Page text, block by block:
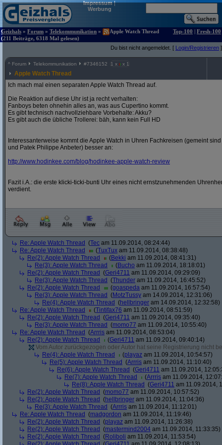
Impressum|
Werbung
Geizhals » Forum » Telekommunikation »
Apple Watch Thread
(211 Beiträge, 6318 Mal gelesen)
Top-100 | Fresh-100
Du bist nicht angemeldet. [ Login/Registrieren ]
^ Forum Telekommunikation #7346152 1 x x 1
Apple Watch Thread
Ich mach mal einen separaten Apple Watch Thread auf.
Die Reaktion auf diese Uhr ist ja recht verhalten:
Fanboys beten ohnehin alles an, was aus Cupertino kommt.
Es gibt technisch nachvollziehbare Vorbehalte: Akku?
Es gibt auch die übliche Trollerei: bäh, kann kein Full HD
Interessanterweise kommt die Apple Watch in Uhren Fachkreisen (gemeint
und Patek Philippe Anbeter) besser an:
http://www.hodinkee.com/blog/hodinkee-apple-watch-review
Fazit i.A.: die erste klicki-ticki-bunti Uhr eines nicht ernstzunehmenden
verdient.
Re: Apple Watch Thread (Tec am 11.09.2014, 08:24:44)
Re: Apple Watch Thread
(TuxTux am 11.09.2014, 08:38:48)
Re(2): Apple Watch Thread
(Bekki am 11.09.2014, 08:41:31)
Re(3): Apple Watch Thread
(Bucho am 11.09.2014, 18:18:01)
Re(2): Apple Watch Thread (Geri4711 am 11.09.2014, 09:29:09)
Re(3): Apple Watch Thread (Thunder am 11.09.2014, 16:45:52)
Re(2): Apple Watch Thread
(goaspeda am 11.09.2014, 16:57:54)
Re(3): Apple Watch Thread (MotzTussy am 14.09.2014, 12:31:06)
Re(4): Apple Watch Thread (hellbringer am 14.09.2014, 12:32:58)
Re: Apple Watch Thread
(Tintifax76 am 11.09.2014, 08:51:59)
Re(2): Apple Watch Thread (Geri4711 am 11.09.2014, 09:35:40)
Re(3): Apple Watch Thread (momo77 am 11.09.2014, 10:55:40)
Re: Apple Watch Thread (Arrris am 11.09.2014, 08:53:04)
Re(2): Apple Watch Thread
(Geri4711 am 11.09.2014, 09:40:14)
Vom Autor zurückgezogen oder Autor hat seine Registrierung nicht
Re(4): Apple Watch Thread
(playaz am 11.09.2014, 10:54:57)
Re(5): Apple Watch Thread (Arrris am 11.09.2014, 11:10:40)
Re(6): Apple Watch Thread (Geri4711 am 11.09.2014,
Re(7): Apple Watch Thread
(Arrris am 11.09.2014,
Re(8): Apple Watch Thread (Geri4711 am 11.09.2014,
Re(2): Apple Watch Thread (momo77 am 11.09.2014, 10:57:52)
Re(2): Apple Watch Thread (hellbringer am 11.09.2014, 11:04:36)
Re(3): Apple Watch Thread (Arrris am 11.09.2014, 11:12:01)
Re: Apple Watch Thread (madgordon am 11.09.2014, 11:19:46)
Re(2): Apple Watch Thread (playaz am 11.09.2014, 11:26:38)
Re(2): Apple Watch Thread (mastermind2004 am 11.09.2014, 11:33:35)
Re(2): Apple Watch Thread (Roliboli am 11.09.2014, 11:53:54)